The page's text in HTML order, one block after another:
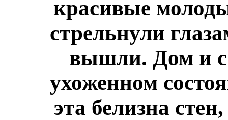
красивые
стрельнули
вышли. Дом и
ухоженном
эта белизна